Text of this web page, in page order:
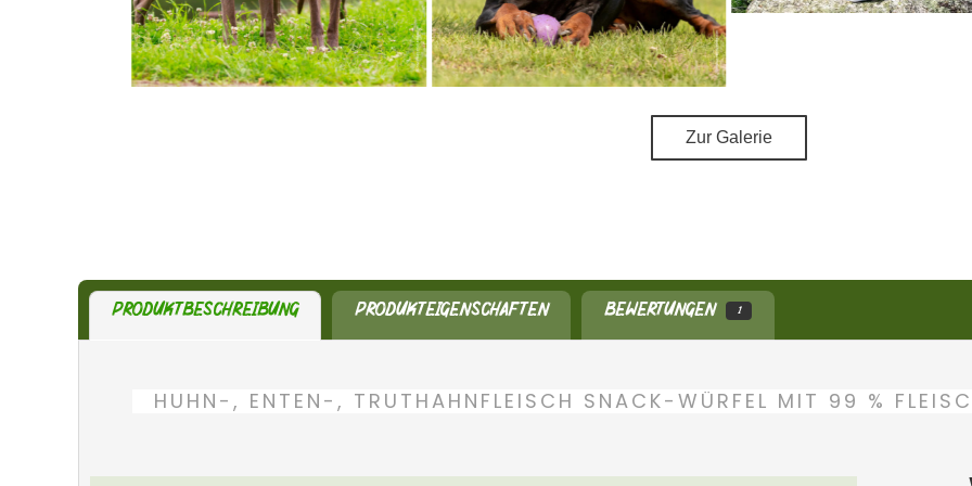
Zur Galerie
PRODUKTBESCHREIBUNG PRODUKTEIGENSCHAFTEN BEWERTUNGEN 1
HUHN-, ENTEN-, TRUTHAHNFLEISCH SNACK-WÜRFEL MIT 99 %